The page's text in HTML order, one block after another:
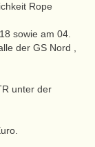
Rope
sowie am 04.
der GS Nord ,
unter der